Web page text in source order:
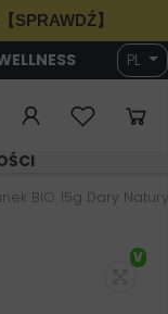
SPRAWDŹ】
PL
BIO 15g Dary Natury
V